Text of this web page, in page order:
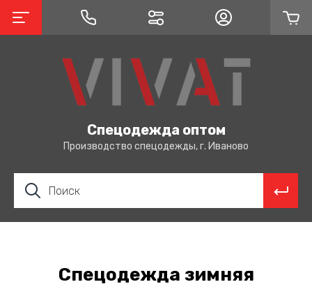
Спецодежда оптом
Производство спецодежды, г. Иваново
Спецодежда зимняя